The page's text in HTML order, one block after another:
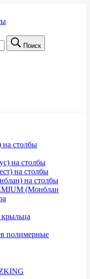
Поиск
столбы
на столбы
на столбы
на столбы
(Монблан
полимерные